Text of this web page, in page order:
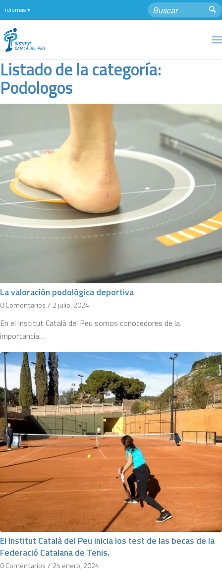
Listado de la categoría:
Podologos
La valoración podológica deportiva
0 Comentarios / 2 julio, 2024
En el Institut Català del Peu somos conocedores de la
importancia…
El Institut Català del Peu inicia los test de las becas de la
Federació Catalana de Tenis.
0 Comentarios / 25 enero, 2024